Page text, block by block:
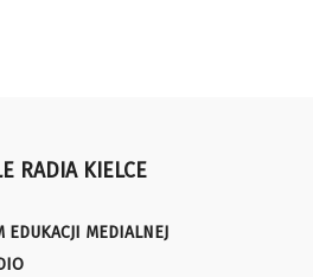
RADIA KIELCE
EDUKACJI MEDIALNEJ